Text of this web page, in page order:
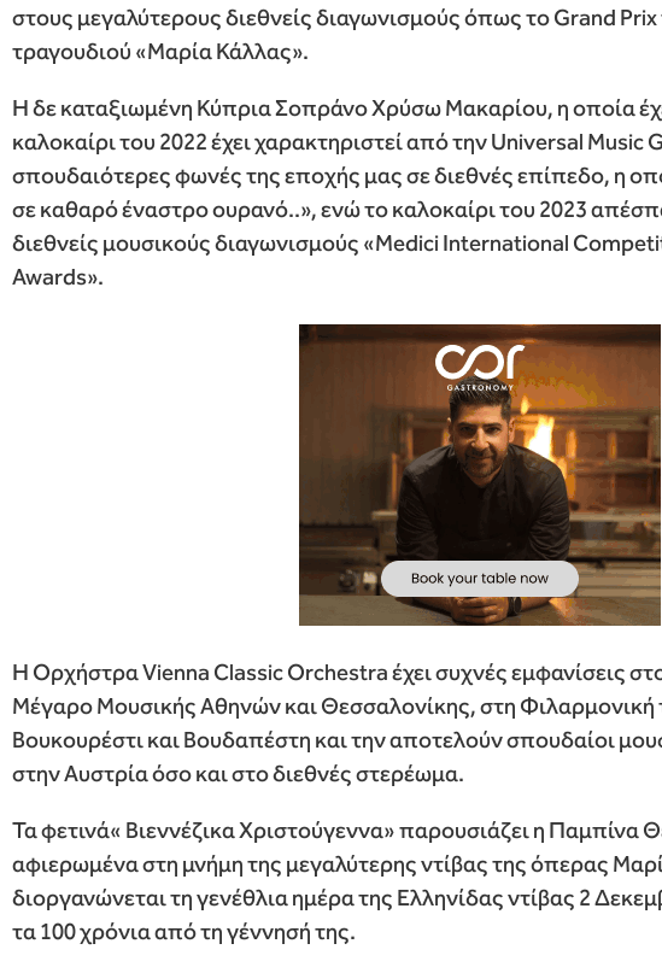
στους μεγαλύτερους διεθνείς διαγωνισμούς όπως το Grand
τραγουδιού «Μαρία Κάλλας».
Η δε καταξιωμένη Κύπρια Σοπράνο Χρύσω Μακαρίου, η οποία
καλοκαίρι του 2022 έχει χαρακτηριστεί από την Universal Music
σπουδαιότερες φωνές της εποχής μας σε διεθνές επίπεδο, η
σε καθαρό έναστρο ουρανό..», ενώ το καλοκαίρι του 2023
διεθνείς μουσικούς διαγωνισμούς «Medici International
Awards».
Η Ορχήστρα Vienna Classic Orchestra έχει συχνές εμφανίσεις
Μέγαρο Μουσικής Αθηνών και Θεσσαλονίκης, στη Φιλαρμονική
Βουκουρέστι και Βουδαπέστη και την αποτελούν σπουδαίοι
στην Αυστρία όσο και στο διεθνές στερέωμα.
Τα φετινά« Βιεννέζικα Χριστούγεννα» παρουσιάζει η Παμπίνα
αφιερωμένα στη μνήμη της μεγαλύτερης ντίβας της όπερας
διοργανώνεται τη γενέθλια ημέρα της Ελληνίδας ντίβας 2
τα 100 χρόνια από τη γέννησή της.